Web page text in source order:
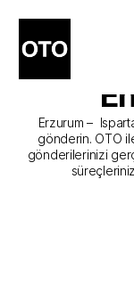
Erzurum –
gönderin. OTO
gönderilerinizi